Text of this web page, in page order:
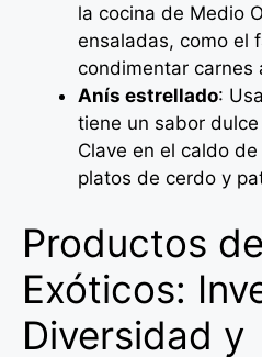
la cocina de Medio
ensaladas, como el
condimentar carnes
Anís estrellado:
tiene un sabor
Clave en el caldo
platos de cerdo y
Productos
Exóticos:
Diversidad y